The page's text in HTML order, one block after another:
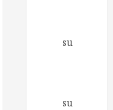
su
su